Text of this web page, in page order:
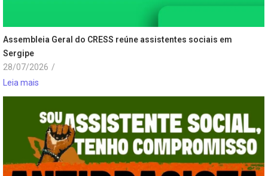
Assembleia Geral do CRESS reúne assistentes sociais em
Sergipe
28/07/2026 /
Leia mais